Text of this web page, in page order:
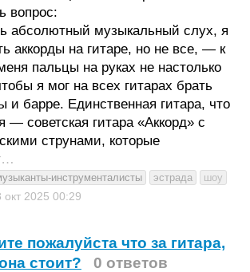
вопрос:
абсолютный музыкальный слух, я
аккорды на гитаре, но не все, — к
пальцы на руках не настолько
я мог на всех гитарах брать
и барре. Единственная гитара, что
— советская гитара «Аккорд» с
струнами, которые
инструменталисты эстрада шоу
окт 2025 00:29
пожалуйста что за гитара,
стоит?
0 ответов